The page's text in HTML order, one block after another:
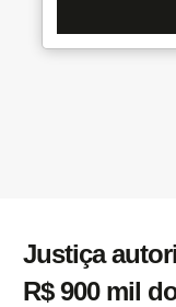
Justiça
R$ 900 mil